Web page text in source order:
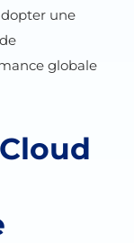
une
globale